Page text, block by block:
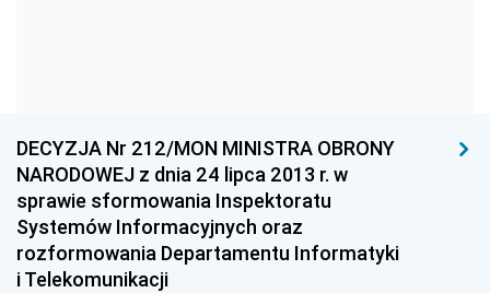
2015
2014
2013
z 31 grudnia 2013 pozycja 402
z 30 grudnia 2013 pozycje 397-401
DECYZJA Nr 212/MON MINISTRA OBRONY
NARODOWEJ z dnia 24 lipca 2013 r. w
sprawie sformowania Inspektoratu
Systemów Informacyjnych oraz
rozformowania Departamentu Informatyki
i Telekomunikacji